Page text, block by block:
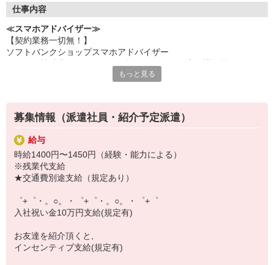
優しい人間関係がある場所ばかり！
【選べるお仕事いろいろ】
￣￣￣￣￣￣￣￣￣￣￣
事務、経理、データ入力、コールセンター、受付
機械/食品製造・梱包・仕分け・加工・組立・検査
▼美容系
眉毛サロンのアイブロウ・ネイリスト・エステ
▼営業・販売
法人営業・アパレル販売・個別指導塾・人材紹介
▼人気案件も多数♪
短期・期間限定・オープニング・官公庁案件
上場/優良/大手企業など
【スマホ面接実施中】
￣￣￣￣￣￣￣￣￣
自宅に居ながらスマホでカンタン面接OK！
オンライン面談なのでスピード対応。
即日登録もOK♪
仕事内容
≪スマホアドバイザー≫
【契約業務一切無！】
ソフトバンクショップスマホアドバイザー
※未経験大歓迎、幅広い年齢層活躍！
もっと見る
募集情報（派遣社員・紹介予定派遣）
給与
時給1400円〜1450円（経験・能力による）
※残業代支給
★交通費別途支給（規定あり）
゜+゜・。○。・゜+゜・。○。・゜+゜
入社祝い金10万円支給(規定有)
お友達を紹介頂くと,
インセンティブ支給(規定有)